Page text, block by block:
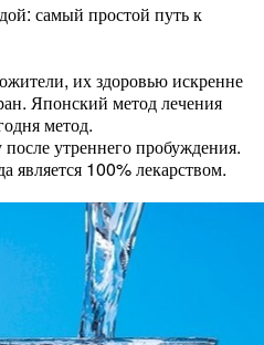
самый простой путь к
их здоровью искренне
Японский метод лечения
метод.
утреннего пробуждения.
является 100% лекарством.